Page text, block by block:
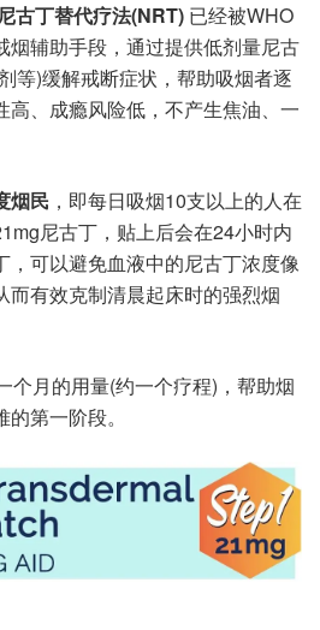
古丁替代疗法(NRT) 已经被WHO
烟辅助手段，通过提供低剂量尼古
等)缓解戒断症状，帮助吸烟者逐
高、成瘾风险低，不产生焦油、一
烟民 ，即每日吸烟10支以上的人在
尼古丁，贴上后会在24小时内
，可以避免血液中的尼古丁浓度像
而有效克制清晨起床时的强烈烟
个月的用量(约一个疗程)，帮助烟
第一阶段。